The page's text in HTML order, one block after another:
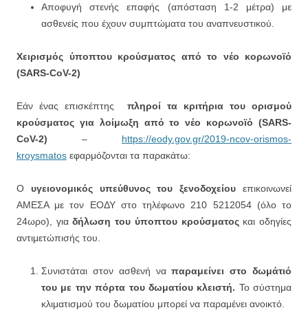
Αποφυγή στενής επαφής (απόσταση 1-2 μέτρα) με
ασθενείς που έχουν συμπτώματα του αναπνευστικού.
Χειρισμός ύποπτου κρούσματος από το νέο κορωνοϊό
(SARS-CoV-2)
Εάν ένας επισκέπτης πληροί τα κριτήρια του ορισμού
κρούσματος για λοίμωξη από το νέο κορωνοϊό (SARS-
CoV-2) – https://eody.gov.gr/2019-ncov-orismos-
kroysmatos εφαρμόζονται τα παρακάτω:
Ο υγειονομικός υπεύθυνος του ξενοδοχείου επικοινωνεί
ΑΜΕΣΑ με τον ΕΟΔΥ στo τηλέφωνο 210 5212054 (όλο το
24ωρο), γιαδήλωση του ύποπτου κρούσματοςκαι οδηγίες
αντιμετώπισής του.
Συνιστάται στον ασθενή ναπαραμείνει στο δωμάτιό
του με την πόρτα του δωματίου κλειστή. Το σύστημα
κλιματισμού του δωματίου μπορεί να παραμένει ανοικτό.